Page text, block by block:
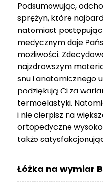
Podsumowując,
sprężyn, które
natomiast
medycznym daje
możliwości.
najzdrowszym
snu i anatomicznego
podziękują Ci za
termoelastyki.
i nie cierpisz na
ortopedyczne
także
Łóżka na wymiar